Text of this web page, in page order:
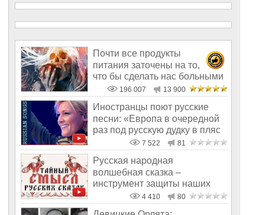
Почти все продукты
питания заточены на то,
что бы сделать нас больными
и бесплодным
196 007 13 900
Иностранцы поют русские
песни: «Европа в очередной
раз под русскую дудку в пляс
7 522 81
Русская народная
волшебная сказка –
инструмент защиты наших
4 410 80